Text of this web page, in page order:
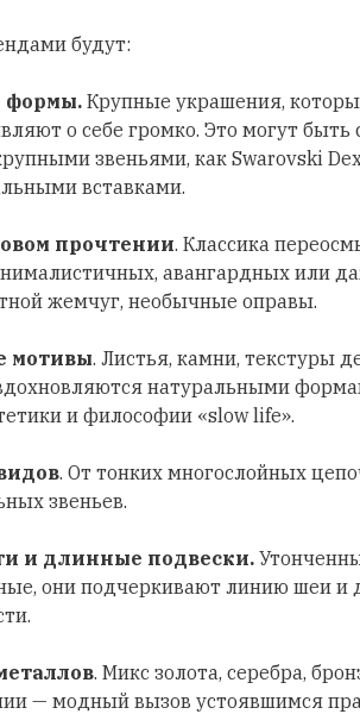
будут:
формы. Крупные украшения,
о себе громко. Это могут быть
звеньями, как Swarovski
вставками.
прочтении. Классика
авангардных или
жемчуг, необычные оправы.
мотивы. Листья, камни, текстуры
натуральными
и философии «slow life».
. От тонких многослойных
звеньев.
и длинные подвески.
они подчеркивают линию шеи и
. Микс золота, серебра,
— модный вызов устоявшимся